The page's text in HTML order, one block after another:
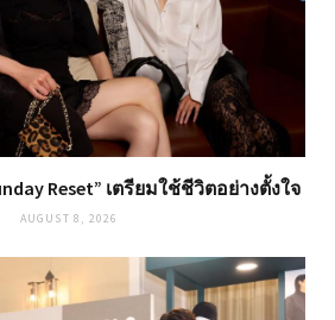
Reset” เตรียมใช้ชีวิตอย่างตั้งใจ
AUGUST 8, 2026